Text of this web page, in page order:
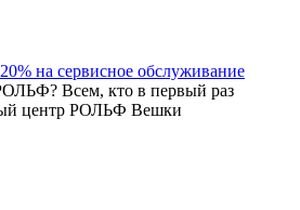
на сервисное обслуживание
Всем, кто в первый раз
центр РОЛЬФ Вешки